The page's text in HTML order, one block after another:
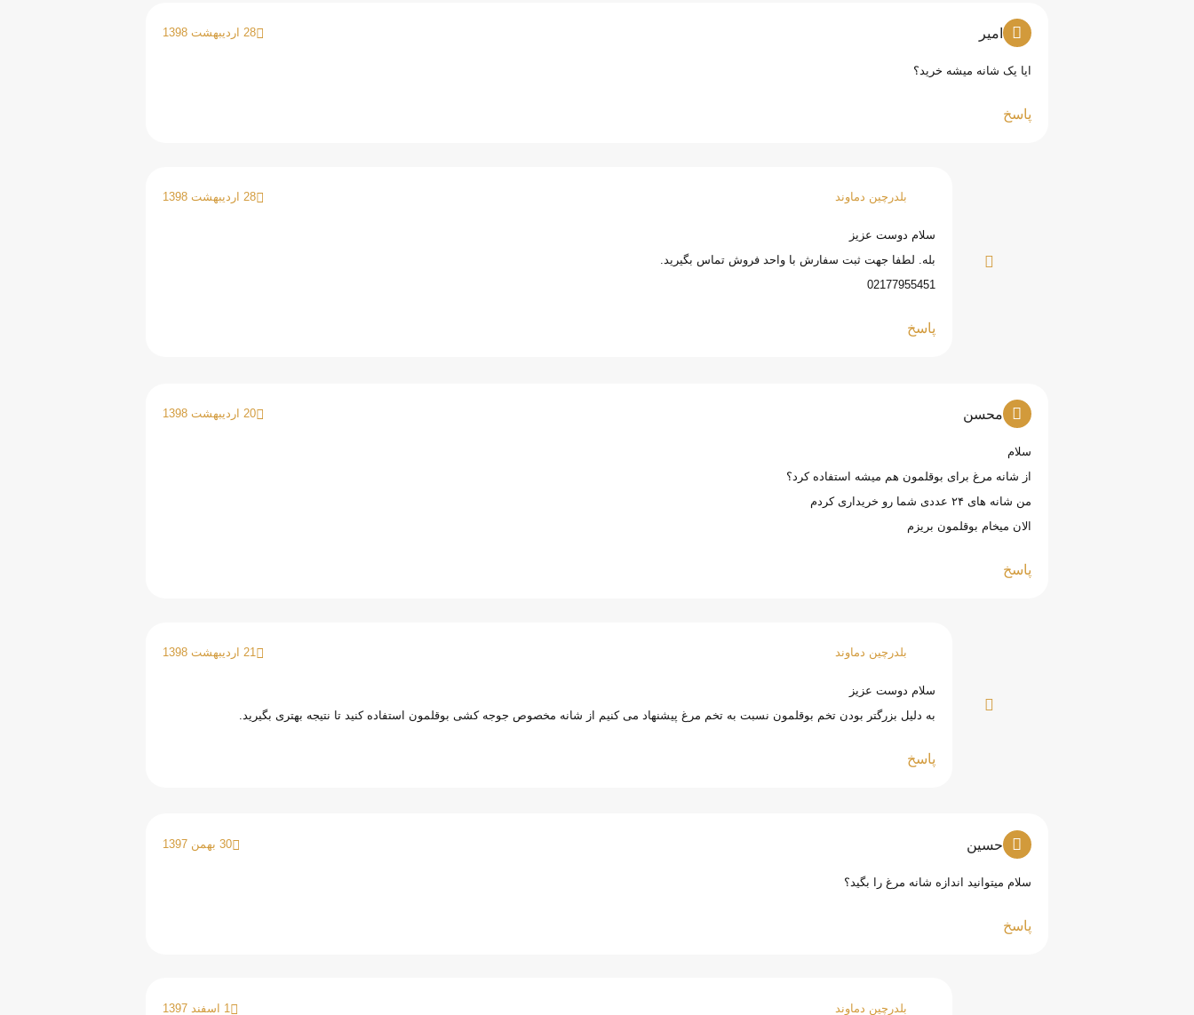
امیر 28 اردیبهشت 1398
ایا یک شانه میشه خرید؟
پاسخ
بلدرچین دماوند 28 اردیبهشت 1398
سلام دوست عزیز
بله. لطفا جهت ثبت سفارش با واحد فروش تماس بگیرید.
02177955451
پاسخ
محسن 20 اردیبهشت 1398
سلام
از شانه مرغ برای بوقلمون هم میشه استفاده کرد؟
من شانه های ۲۴ عددی شما رو خریداری کردم
الان میخام بوقلمون بریزم
پاسخ
بلدرچین دماوند 21 اردیبهشت 1398
سلام دوست عزیز
به دلیل بزرگتر بودن تخم بوقلمون نسبت به تخم مرغ پیشنهاد می کنیم از شانه مخصوص جوجه کشی بوقلمون استفاده کنید تا نتیجه بهتری بگیرید.
پاسخ
حسین 30 بهمن 1397
سلام میتوانید اندازه شانه مرغ را بگید؟
پاسخ
بلدرچین دماوند 1 اسفند 1397